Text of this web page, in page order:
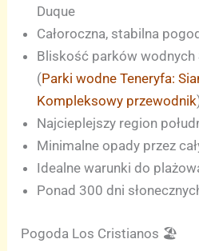
Duque
Całoroczna, stabilna
Bliskość parków wodnych
(Parki wodne Teneryfa:
Kompleksowy przewodnik
Najcieplejszy region
Minimalne opady przez
Idealne warunki do
Ponad 300 dni
Pogoda Los Cristianos 🏖️